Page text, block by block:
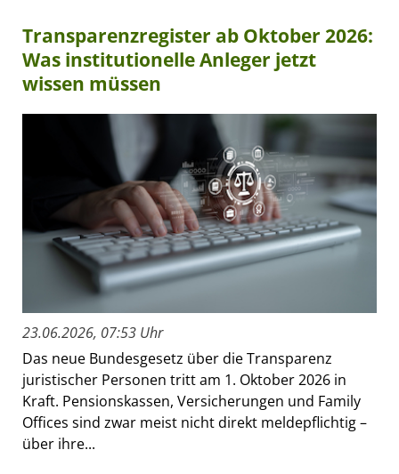
Transparenzregister ab Oktober 2026:
Was institutionelle Anleger jetzt
wissen müssen
23.06.2026, 07:53 Uhr
Das neue Bundesgesetz über die Transparenz
juristischer Personen tritt am 1. Oktober 2026 in
Kraft. Pensionskassen, Versicherungen und Family
Offices sind zwar meist nicht direkt meldepflichtig –
über ihre...